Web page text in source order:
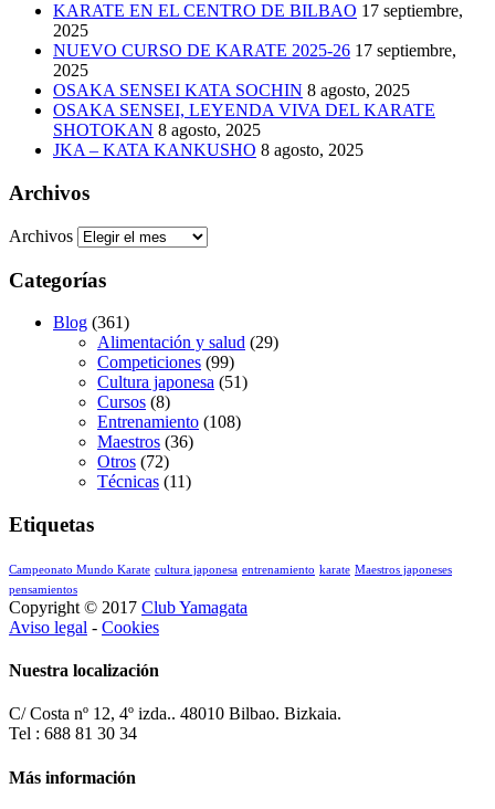
KARATE EN EL CENTRO DE BILBAO 17 septiembre,
2025
NUEVO CURSO DE KARATE 2025-26 17 septiembre,
2025
OSAKA SENSEI KATA SOCHIN 8 agosto, 2025
OSAKA SENSEI, LEYENDA VIVA DEL KARATE
SHOTOKAN 8 agosto, 2025
JKA – KATA KANKUSHO 8 agosto, 2025
Archivos
Archivos
Categorías
Blog (361)
Alimentación y salud (29)
Competiciones (99)
Cultura japonesa (51)
Cursos (8)
Entrenamiento (108)
Maestros (36)
Otros (72)
Técnicas (11)
Etiquetas
Campeonato Mundo Karate cultura japonesa entrenamiento karate Maestros japoneses
pensamientos
Copyright © 2017 Club Yamagata
Aviso legal - Cookies
Nuestra localización
C/ Costa nº 12, 4º izda.. 48010 Bilbao. Bizkaia.
Tel : 688 81 30 34
Más información